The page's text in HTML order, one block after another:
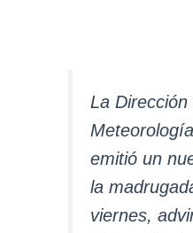
La Dirección
emitió un
la
viernes,